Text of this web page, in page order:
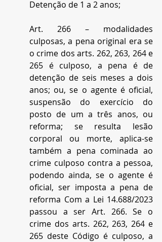
Detenção de 1 a 2 anos;
Art. 266 – modalidades
culposas, a pena original era se
o crime dos arts. 262, 263, 264 e
265 é culposo, a pena é de
detenção de seis meses a dois
anos; ou, se o agente é oficial,
suspensão do exercício do
posto de um a três anos, ou
reforma; se resulta lesão
corporal ou morte, aplica-se
também a pena cominada ao
crime culposo contra a pessoa,
podendo ainda, se o agente é
oficial, ser imposta a pena de
reforma Com a Lei 14.688/2023
passou a ser Art. 266. Se o
crime dos arts. 262, 263, 264 e
265 deste Código é culposo, a